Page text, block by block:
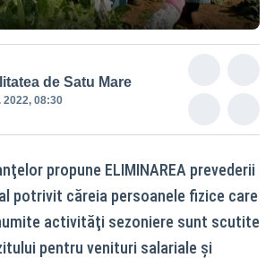
de Satu Mare
2022, 08:30
propune ELIMINAREA prevederii
potrivit căreia persoanele fizice care
activităţi sezoniere sunt scutite
pentru venituri salariale şi